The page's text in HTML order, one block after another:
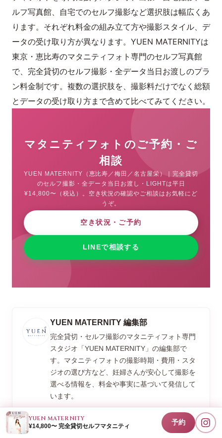
ルフ写真館、自宅でのセルフ撮影など選択肢は幅広くあ
ります。それぞれ料金の組み立て方や撮影スタイル、デ
ータの受け取り方が異なります。YUEN MATERNITYは
東京・恵比寿のマタニティフォト専門のセルフ写真館
で、完全貸切のセルフ撮影・全データ当日お渡しのプラ
ン料金制です。複数の選択肢を、撮影料だけでなく総額
とデータの受け取り方まで含めて比べてみてください。
マタニティフォトのご予約・ご
相談
YUEN MATERNITY（恵比寿／梅田／名古屋栄）｜完全貸切
のセルフ撮影・全データ当日お渡し・LIGHTは平日
¥14,800〜（税込）。空き状況の確認やご相談はお気軽にど
うぞ。
空き状況・ご予約
LINEで相談する
YUEN MATERNITY 編集部
完全貸切・セルフ撮影のマタニティフォト専門
スタジオ「YUEN MATERNITY」の編集部で
す。マタニティフォトの撮影時期・費用・スタ
ジオの選び方など、妊婦さんが安心して撮影を
選べる情報を、料金や事実に基づいて発信して
います。
YUEN MATERNITY
¥14,800〜 完全貸切セルフマタニティ 予約